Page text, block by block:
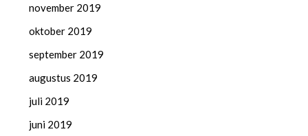
november 2019
oktober 2019
september 2019
augustus 2019
juli 2019
juni 2019